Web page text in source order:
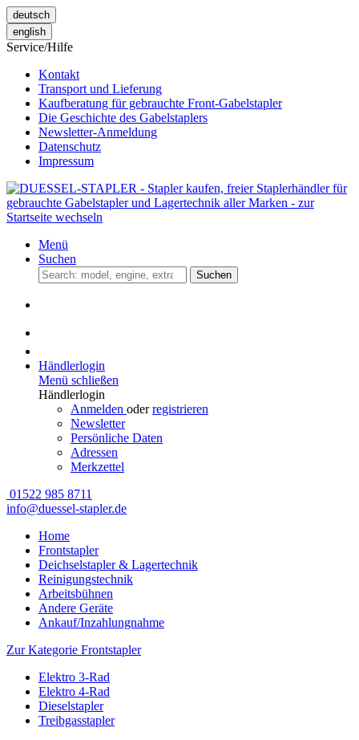
deutsch
english
Service/Hilfe
Kontakt
Transport und Lieferung
Kaufberatung für gebrauchte Front-Gabelstapler
Die Geschichte des Gabelstaplers
Newsletter-Anmeldung
Datenschutz
Impressum
Menü
Suchen
Suchen
Händlerlogin
Menü schließen
Händlerlogin
Anmelden oderregistrieren
Newsletter
Persönliche Daten
Adressen
Merkzettel
01522 985 8711
info@duessel-stapler.de
Home
Frontstapler
Deichselstapler & Lagertechnik
Reinigungstechnik
Arbeitsbühnen
Andere Geräte
Ankauf/Inzahlungnahme
Zur Kategorie Frontstapler
Elektro 3-Rad
Elektro 4-Rad
Dieselstapler
Treibgasstapler